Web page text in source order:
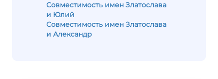
Совместимость имен Златослава
и Юлий
Совместимость имен Златослава
и Александр